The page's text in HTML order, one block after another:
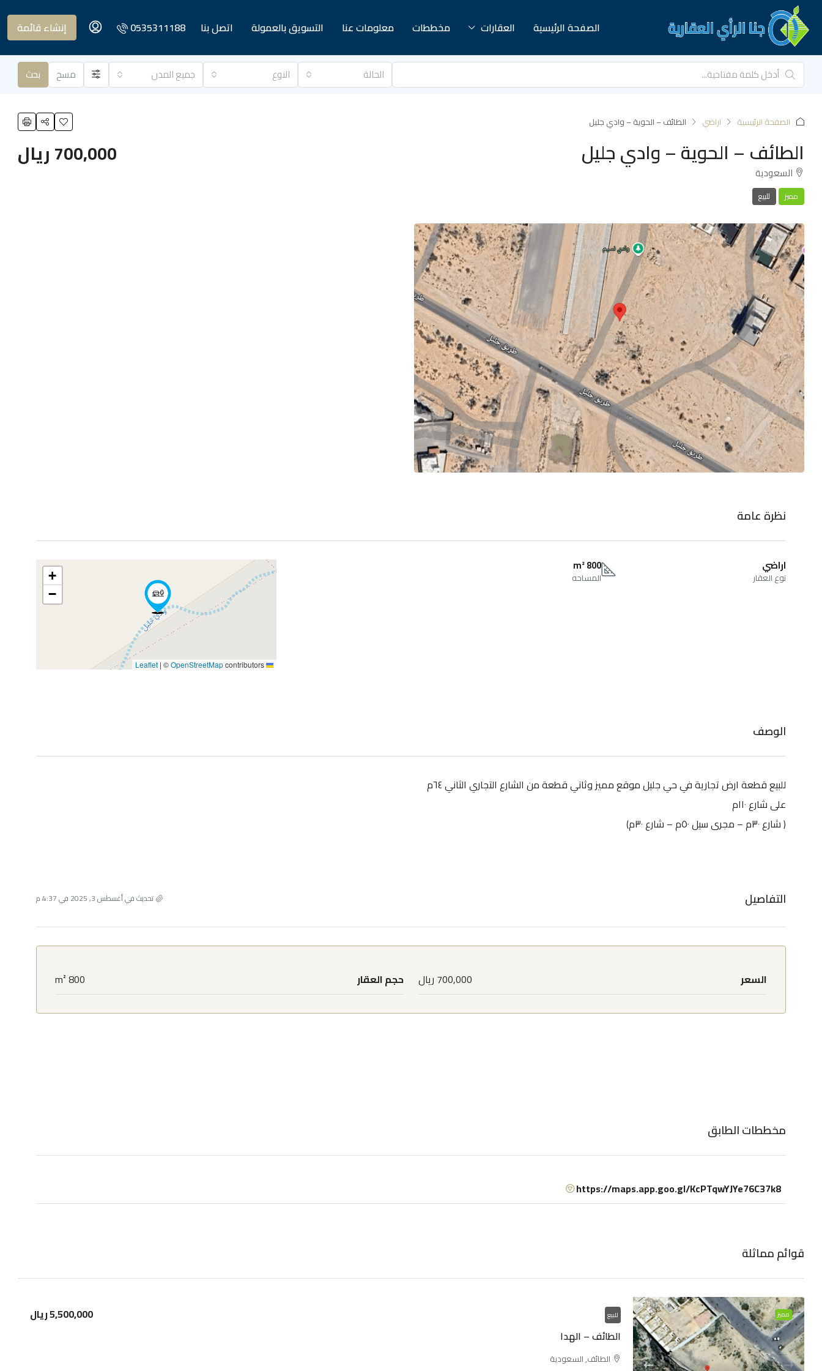
الصفحة الرئيسية العقارات مخططات معلومات عنا التسويق بالعمولة اتصل بنا 0535311188 إنشاء قائمة
الحالة النوع جميع المدن مسح بحث
الصفحة الرئيسية اراضي الطائف – الحوية – وادي جليل
الطائف – الحوية – وادي جليل
السعودية
مميز للبيع
700,000 ريال
نظرة عامة
اراضي
نوع العقار
800 m²
المساحه
+
−
Leaflet
| ©OpenStreetMapcontributors
الوصف
للبيع قطعة ارض تجارية في حي جليل موقع مميز وثاني قطعة من الشارع التجاري الثاني ٦٤م
على شارع ١١٠م
( شارع ٣٠م – مجرى سيل ٥٠م – شارع ٣٠م)
التفاصيل تحديث في أغسطس 3, 2025 في 4:37 م
السعر 700,000 ريال حجم العقار 800 m²
مخططات الطابق
https://maps.app.goo.gl/KcPTqwYJYe76C37k8
قوائم مماثلة
مميز للبيع
الطائف – الهدا
5,500,000 ريال
الطائف, السعودية